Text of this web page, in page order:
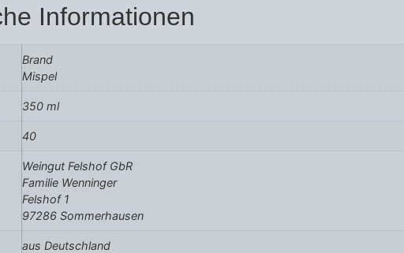
Informationen
Brand
Mispel
350 ml
40
Weingut Felshof GbR
Familie Wenninger
Felshof 1
97286 Sommerhausen
aus Deutschland